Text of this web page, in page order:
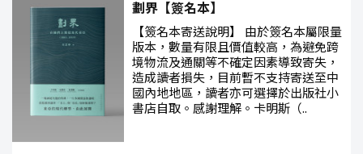
劃界【簽名本】
【簽名本寄送說明】 由於簽名本屬限量
版本，數量有限且價值較高，為避免跨
境物流及通關等不確定因素導致寄失，
造成讀者損失，目前暫不支持寄送至中
國內地地區，讀者亦可選擇於出版社小
書店自取。感謝理解。卡明斯（..